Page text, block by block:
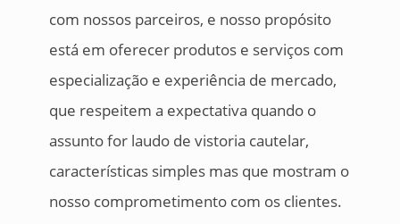
com nossos parceiros, e nosso propósito
está em oferecer produtos e serviços com
especialização e experiência de mercado,
que respeitem a expectativa quando o
assunto for laudo de vistoria cautelar,
características simples mas que mostram o
nosso comprometimento com os clientes.